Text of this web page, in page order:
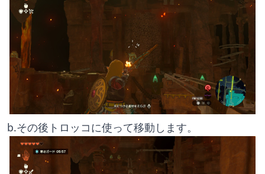
b.その後トロッコに使って移動します。